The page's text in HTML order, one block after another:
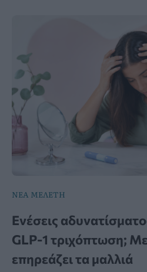
ΝΕΑ ΜΕΛΕΤΗ
Ενέσεις
GLP-1 τριχόπτωση;
επηρεάζει τα μαλλιά